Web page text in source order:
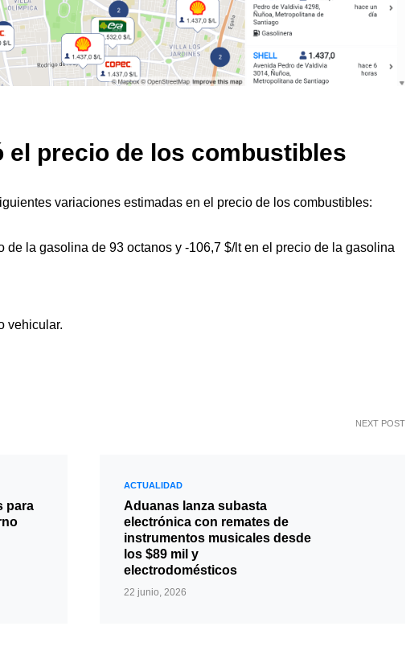
el precio de los combustibles
variaciones estimadas en el precio de los combustibles:
de la gasolina de 93 octanos y -106,7 $/lt en el precio de la gasolina
vehicular.
para
NEXT POST
ACTUALIDAD
Aduanas lanza subasta
electrónica con remates de
instrumentos musicales desde
los $89 mil y
electrodomésticos
22 junio, 2026